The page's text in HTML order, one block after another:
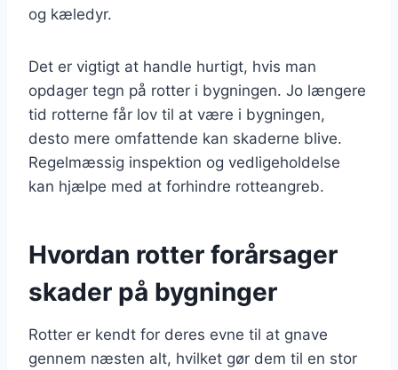
og kæledyr.
Det er vigtigt at handle hurtigt, hvis man
opdager tegn på rotter i bygningen. Jo længere
tid rotterne får lov til at være i bygningen,
desto mere omfattende kan skaderne blive.
Regelmæssig inspektion og vedligeholdelse
kan hjælpe med at forhindre rotteangreb.
Hvordan rotter forårsager
skader på bygninger
Rotter er kendt for deres evne til at gnave
gennem næsten alt, hvilket gør dem til en stor